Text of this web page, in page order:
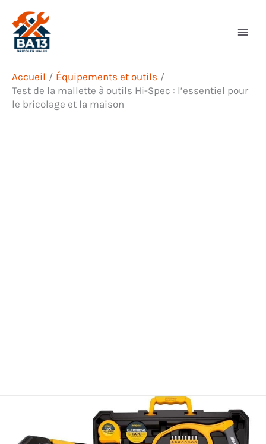
contenu
Accueil
Équipements et outils
Test de la mallette à outils Hi-Spec : l’essentiel pour
le bricolage et la maison
Rechercher